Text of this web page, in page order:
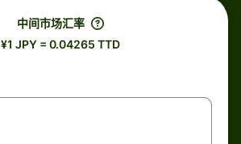
中间市场汇率
¥1 JPY = 0.04265 TTD